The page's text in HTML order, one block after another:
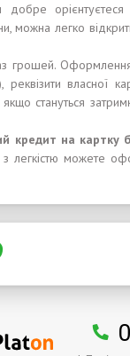
орієнтуєтеся
можна легко
грошей.
власної
якщо стануться
кредит на картку
легкістю можете